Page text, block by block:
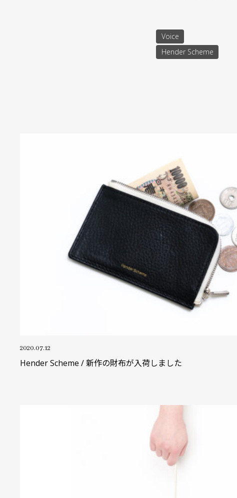
Voice
Hender Scheme
2020.07.12
Hender Scheme / 新作の財布が入荷しました